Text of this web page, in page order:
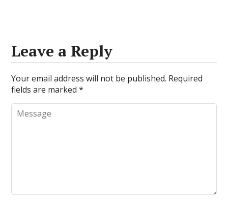
Leave a Reply
Your email address will not be published. Required
fields are marked*